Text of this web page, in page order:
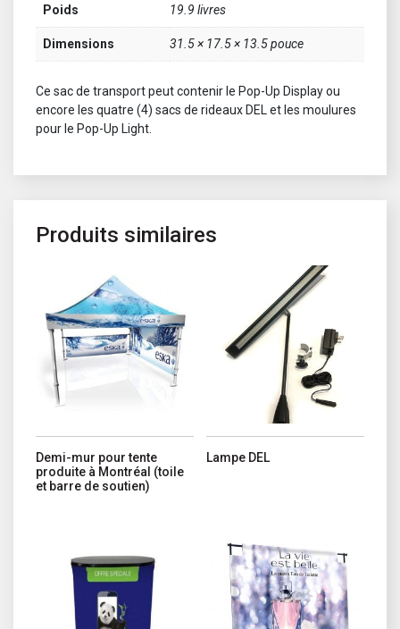
Poids 19.9 livres
Dimensions 31.5 × 17.5 × 13.5 pouce
Ce sac de transport peut contenir le Pop-Up Display ou
encore les quatre (4) sacs de rideaux DEL et les moulures
pour le Pop-Up Light.
Produits similaires
Demi-mur pour tente
produite à Montréal (toile
et barre de soutien)
Ce produit a plusieurs variations. Les options peuvent être
Lampe DEL
Ce produit a plusieurs variations.